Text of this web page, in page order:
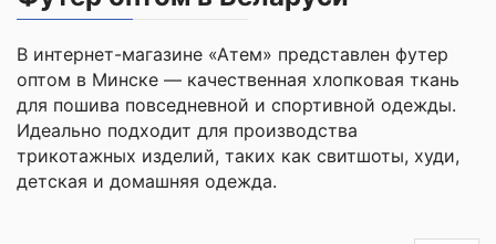
В интернет-магазине «Атем» представлен футер
оптом в Минске — качественная хлопковая ткань
для пошива повседневной и спортивной одежды.
Идеально подходит для производства
трикотажных изделий, таких как свитшоты, худи,
детская и домашняя одежда.